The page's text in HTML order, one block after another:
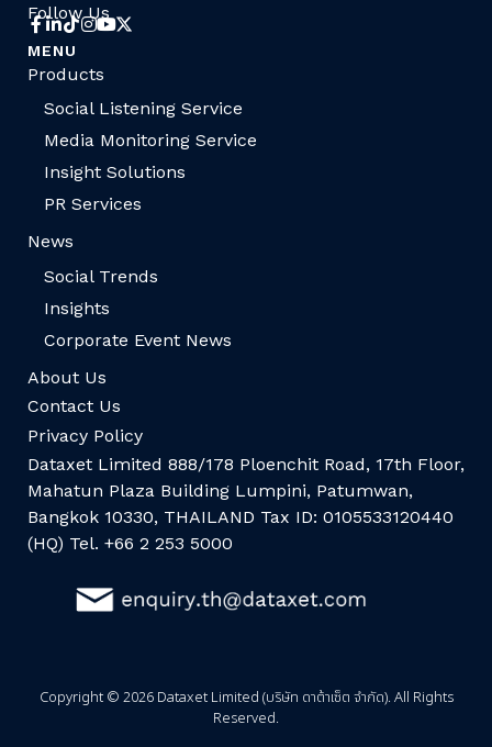
Follow Us
MENU
Products
Social Listening Service
Media Monitoring Service
Insight Solutions
PR Services
News
Social Trends
Insights
Corporate Event News
About Us
Contact Us
Privacy Policy
Dataxet Limited 888/178 Ploenchit Road, 17th Floor,
Mahatun Plaza Building Lumpini, Patumwan,
Bangkok 10330, THAILAND Tax ID: 0105533120440
(HQ) Tel. +66 2 253 5000
Copyright © 2026 Dataxet Limited (บริษัท ดาต้าเซ็ต จำกัด). All Rights
Reserved.